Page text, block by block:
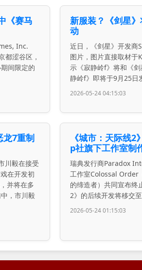
《赛马
Inc.
都涩谷区，
间限定的
新服装？《剑星
动
近日，《剑星》开发
图片，图片直接取材
示《寂静岭f》将和《
静岭f》即将于9月25日
2026-05-24 04:15:03
龙7重制
川毅在接受
在开发初
并将在多
，市川毅
《城市：天际线
p社旗下工作室制
瑞典发行商Paradox
工作室Colossal Order
的缔造者）共同宣布终
2》的后续开发将移交
2026-05-24 01:15:03